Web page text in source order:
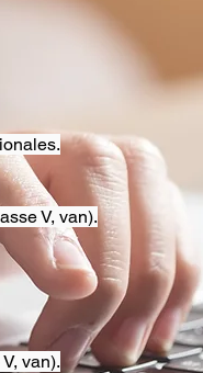
V, van).
van).